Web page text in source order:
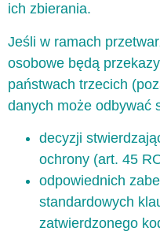
ich zbierania.
Jeśli w ramach
osobowe będą
państwach trzecich
danych może odbywać
decyzji
ochrony (art. 45
odpowiednich
standardowych
zatwierdzonego